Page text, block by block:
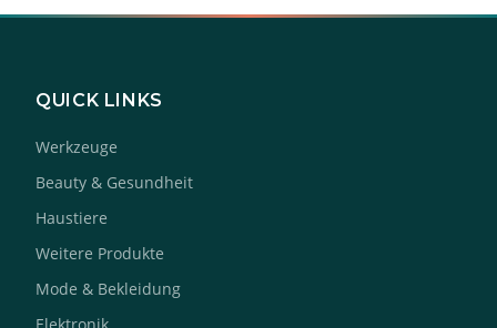
QUICK LINKS
Werkzeuge
Beauty & Gesundheit
Haustiere
Weitere Produkte
Mode & Bekleidung
Elektronik